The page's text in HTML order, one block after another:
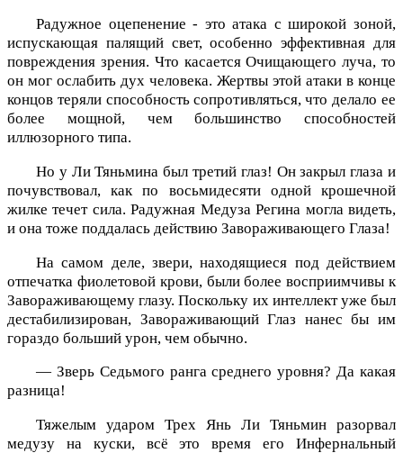
Радужное оцепенение - это атака с широкой зоной,
испускающая палящий свет, особенно эффективная для
повреждения зрения. Что касается Очищающего луча, то
он мог ослабить дух человека. Жертвы этой атаки в конце
концов теряли способность сопротивляться, что делало ее
более мощной, чем большинство способностей
иллюзорного типа.
Но у Ли Тяньмина был третий глаз! Он закрыл глаза и
почувствовал, как по восьмидесяти одной крошечной
жилке течет сила. Радужная Медуза Регина могла видеть,
и она тоже поддалась действию Завораживающего Глаза!
На самом деле, звери, находящиеся под действием
отпечатка фиолетовой крови, были более восприимчивы к
Завораживающему глазу. Поскольку их интеллект уже был
дестабилизирован, Завораживающий Глаз нанес бы им
гораздо больший урон, чем обычно.
— Зверь Седьмого ранга среднего уровня? Да какая
разница!
Тяжелым ударом Трех Янь Ли Тяньмин разорвал
медузу на куски, всё это время его Инфернальный